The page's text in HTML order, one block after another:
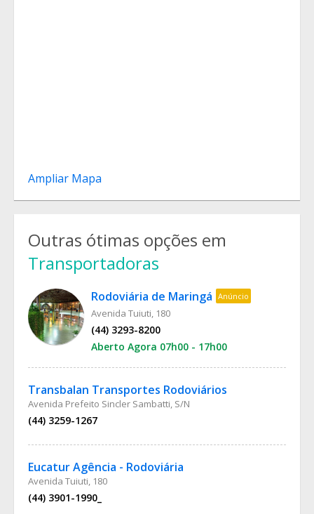
Ampliar Mapa
Outras ótimas opções em
Transportadoras
Rodoviária de Maringá Anúncio
Avenida Tuiuti, 180
(44) 3293-8200
Aberto Agora 07h00 - 17h00
Transbalan Transportes Rodoviários
Avenida Prefeito Sincler Sambatti, S/N
(44) 3259-1267
Eucatur Agência - Rodoviária
Avenida Tuiuti, 180
(44) 3901-1990_